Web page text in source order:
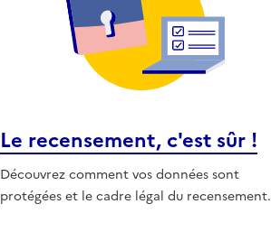
Le recensement, c'est sûr !
Découvrez comment vos données sont
protégées et le cadre légal du recensement.